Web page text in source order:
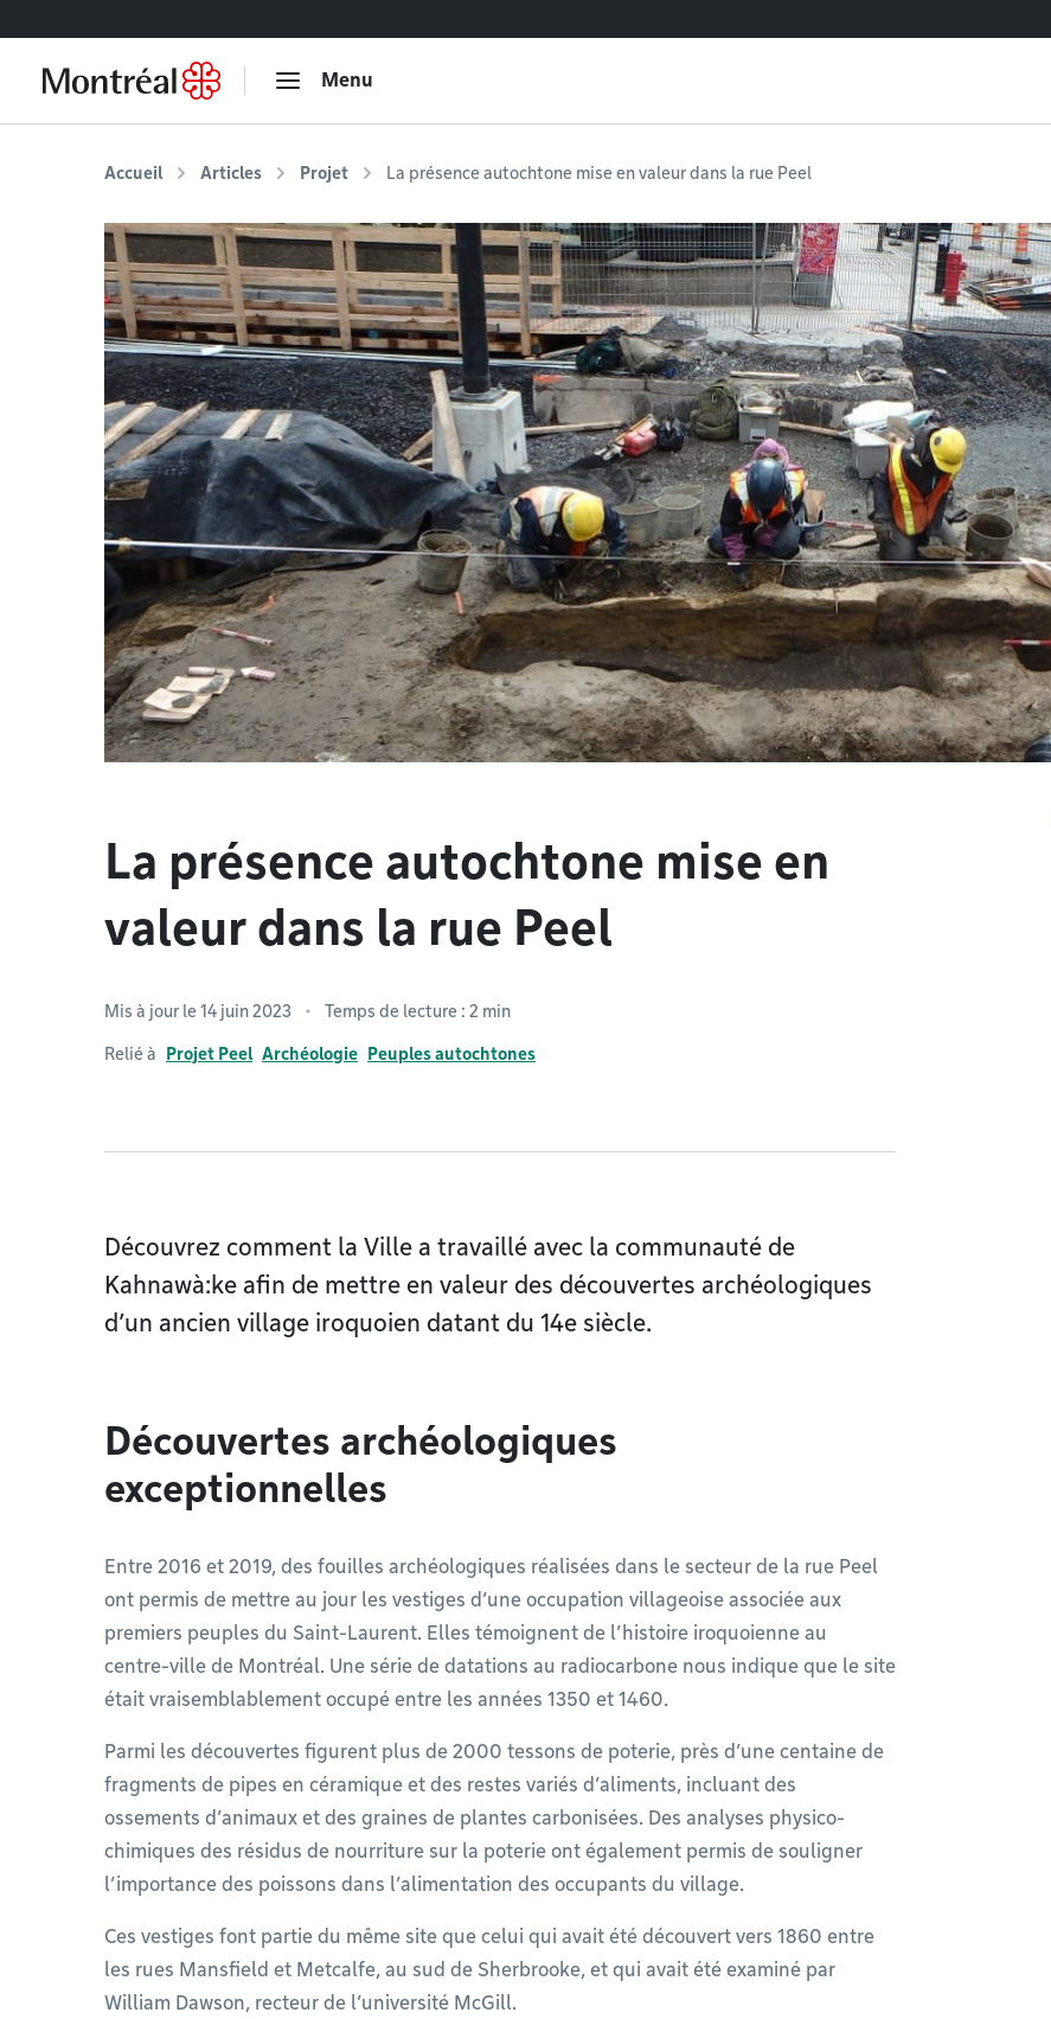
Menu
Accueil Articles Projet La présence autochtone mise en valeur dans la rue Peel
La présence autochtone mise en
valeur dans la rue Peel
Mis à jour le 14 juin 2023 Temps de lecture : 2 min
Relié à Projet Peel Archéologie Peuples autochtones
Découvrez comment la Ville a travaillé avec la communauté de
Kahnawà:ke afin de mettre en valeur des découvertes archéologiques
d’un ancien village iroquoien datant du 14e siècle.
Découvertes archéologiques
exceptionnelles
Entre 2016 et 2019, des fouilles archéologiques réalisées dans le secteur de la rue Peel
ont permis de mettre au jour les vestiges d’une occupation villageoise associée aux
premiers peuples du Saint-Laurent. Elles témoignent de l’histoire iroquoienne au
centre-ville de Montréal. Une série de datations au radiocarbone nous indique que le site
était vraisemblablement occupé entre les années 1350 et 1460.
Parmi les découvertes figurent plus de 2000 tessons de poterie, près d’une centaine de
fragments de pipes en céramique et des restes variés d’aliments, incluant des
ossements d’animaux et des graines de plantes carbonisées. Des analyses physico-
chimiques des résidus de nourriture sur la poterie ont également permis de souligner
l’importance des poissons dans l’alimentation des occupants du village.
Ces vestiges font partie du même site que celui qui avait été découvert vers 1860 entre
les rues Mansfield et Metcalfe, au sud de Sherbrooke, et qui avait été examiné par
William Dawson, recteur de l’université McGill.